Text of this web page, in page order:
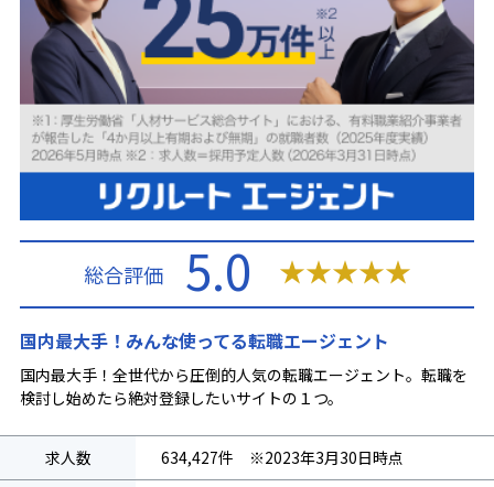
国内最大手！みんな使ってる転職エージェント
国内最大手！全世代から圧倒的人気の転職エージェント。転職を
検討し始めたら絶対登録したいサイトの１つ。
総合評価 5.0 ★★★★★
求人数 634,427件 ※2023年3月30日時点